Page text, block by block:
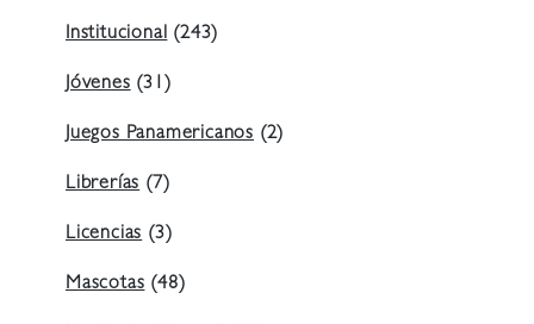
Institucional(243)
Jóvenes(31)
Juegos Panamericanos (2)
Librerías(7)
Licencias(3)
Mascotas(48)